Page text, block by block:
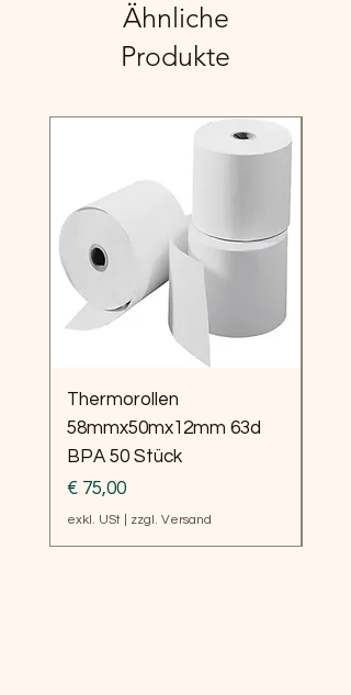
Ähnliche
Produkte
Thermorollen
58mmx50mx12mm 63d
BPA 50 Stück
Preis
€ 75,00
exkl. USt zzgl. Versand